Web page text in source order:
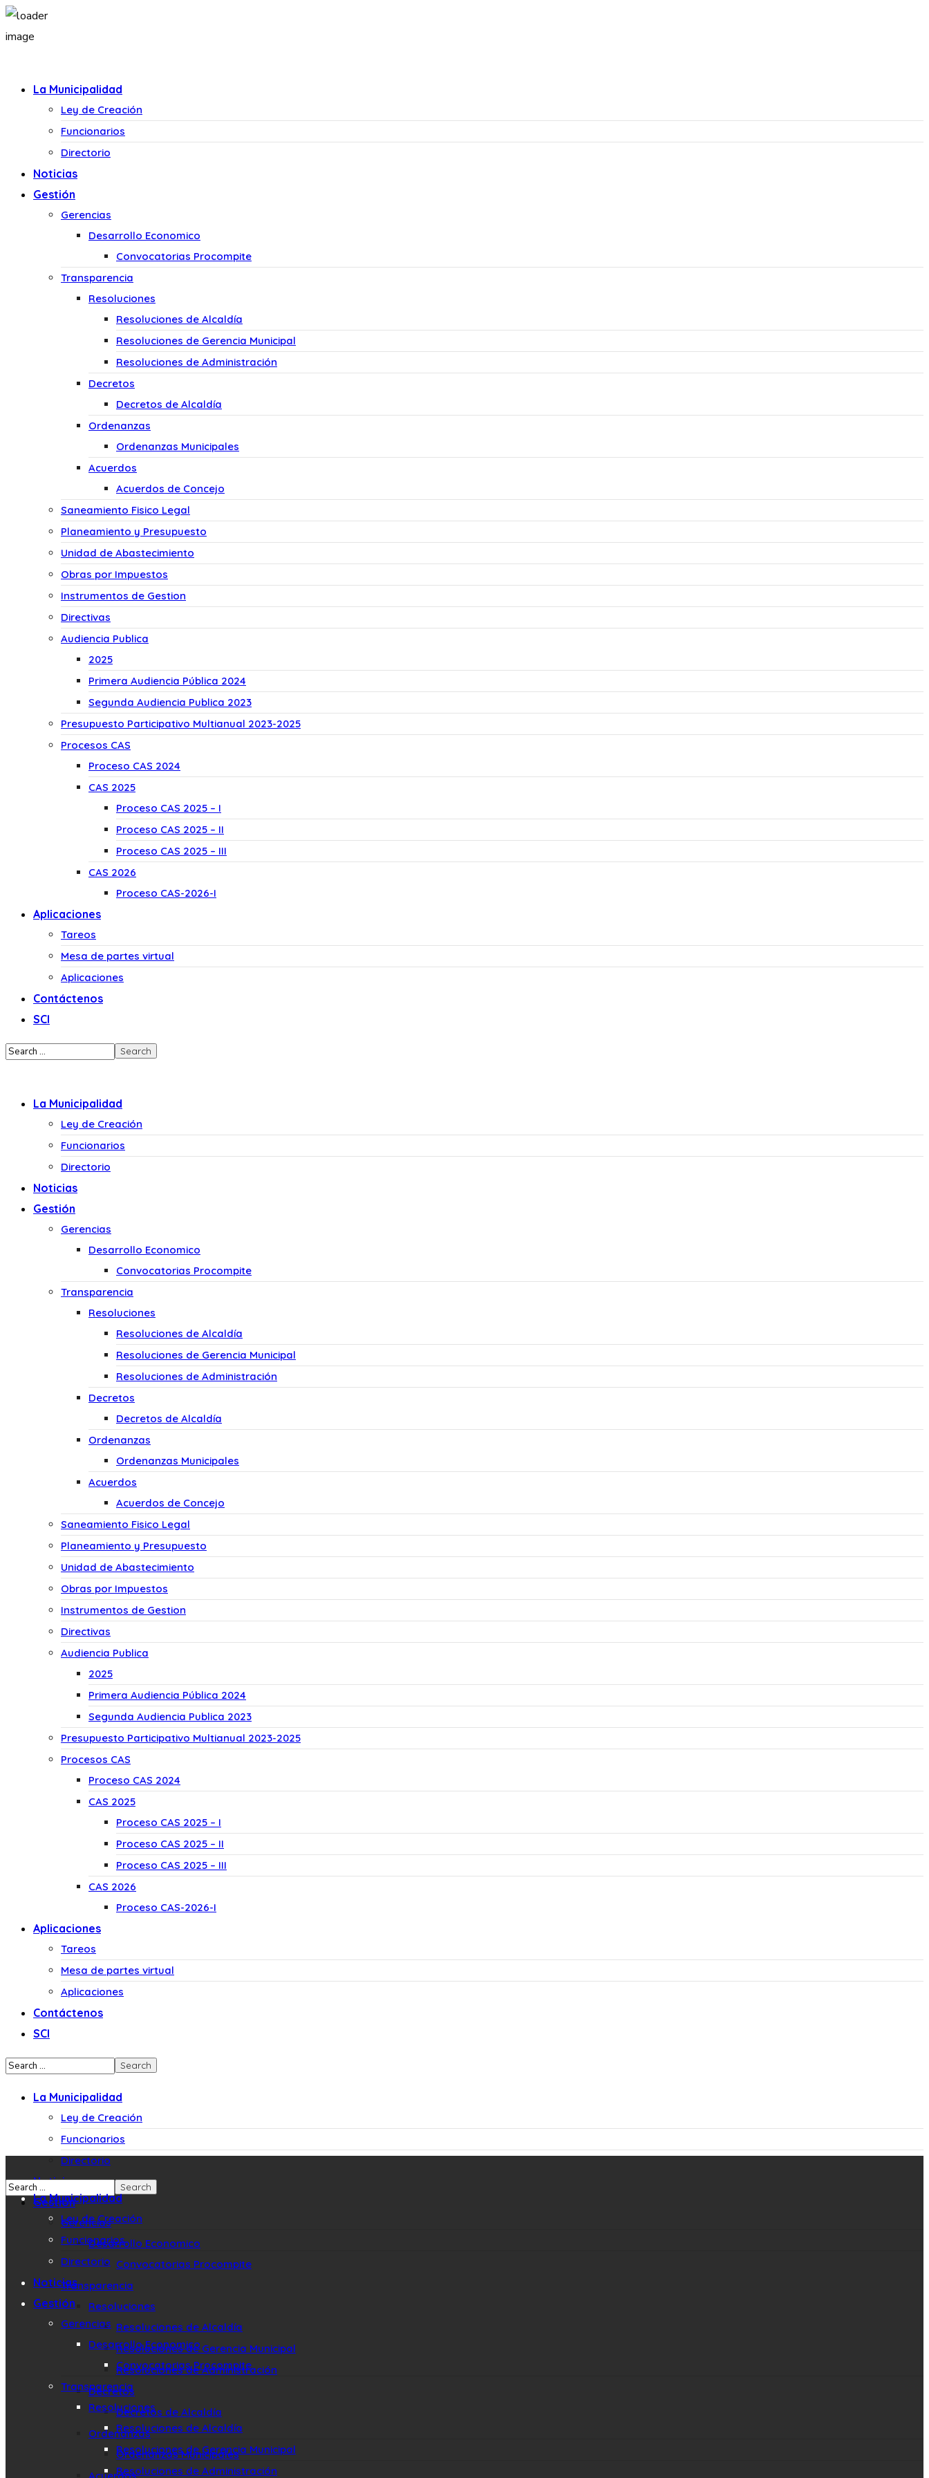
La Municipalidad
Ley de Creación
Funcionarios
Directorio
Noticias
Gestión
Gerencias
Desarrollo Economico
Convocatorias Procompite
Transparencia
Resoluciones
Resoluciones de Alcaldía
Resoluciones de Gerencia Municipal
Resoluciones de Administración
Decretos
Decretos de Alcaldía
Ordenanzas
Ordenanzas Municipales
Acuerdos
Acuerdos de Concejo
Saneamiento Fisico Legal
Planeamiento y Presupuesto
Unidad de Abastecimiento
Obras por Impuestos
Instrumentos de Gestion
Directivas
Audiencia Publica
2025
Primera Audiencia Pública 2024
Segunda Audiencia Publica 2023
Presupuesto Participativo Multianual 2023-2025
Procesos CAS
Proceso CAS 2024
CAS 2025
Proceso CAS 2025 – I
Proceso CAS 2025 – II
Proceso CAS 2025 – III
CAS 2026
Proceso CAS-2026-I
Aplicaciones
Tareos
Mesa de partes virtual
Aplicaciones
Contáctenos
SCI
La Municipalidad
Ley de Creación
Funcionarios
Directorio
Noticias
Gestión
Gerencias
Desarrollo Economico
Convocatorias Procompite
Transparencia
Resoluciones
Resoluciones de Alcaldía
Resoluciones de Gerencia Municipal
Resoluciones de Administración
Decretos
Decretos de Alcaldía
Ordenanzas
Ordenanzas Municipales
Acuerdos
Acuerdos de Concejo
Saneamiento Fisico Legal
Planeamiento y Presupuesto
Unidad de Abastecimiento
Obras por Impuestos
Instrumentos de Gestion
Directivas
Audiencia Publica
2025
Primera Audiencia Pública 2024
Segunda Audiencia Publica 2023
Presupuesto Participativo Multianual 2023-2025
Procesos CAS
Proceso CAS 2024
CAS 2025
Proceso CAS 2025 – I
Proceso CAS 2025 – II
Proceso CAS 2025 – III
CAS 2026
Proceso CAS-2026-I
Aplicaciones
Tareos
Mesa de partes virtual
Aplicaciones
Contáctenos
SCI
La Municipalidad
Ley de Creación
Funcionarios
Directorio
Noticias
Gestión
Gerencias
Desarrollo Economico
Convocatorias Procompite
Transparencia
Resoluciones
Resoluciones de Alcaldía
Resoluciones de Gerencia Municipal
Resoluciones de Administración
Decretos
Decretos de Alcaldía
Ordenanzas
Ordenanzas Municipales
La Municipalidad
Ley de Creación
Funcionarios
Directorio
Noticias
Gestión
Gerencias
Desarrollo Economico
Convocatorias Procompite
Transparencia
Resoluciones
Resoluciones de Alcaldía
Resoluciones de Gerencia Municipal
Resoluciones de Administración